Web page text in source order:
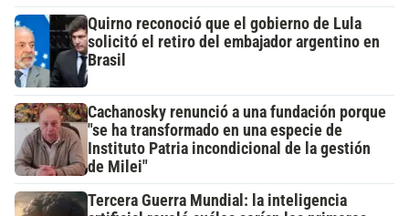
Quirno reconoció que el gobierno de Lula
solicitó el retiro del embajador argentino en
Brasil
Cachanosky renunció a una fundación porque
"se ha transformado en una especie de
Instituto Patria incondicional de la gestión
de Milei"
Tercera Guerra Mundial: la inteligencia